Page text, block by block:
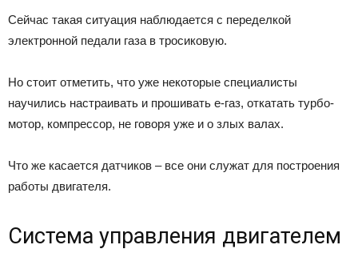
Сейчас такая ситуация наблюдается с переделкой
электронной педали газа в тросиковую.
Но стоит отметить, что уже некоторые специалисты
научились настраивать и прошивать е-газ, откатать турбо-
мотор, компрессор, не говоря уже и о злых валах.
Что же касается датчиков – все они служат для построения
работы двигателя.
Система управления двигателем